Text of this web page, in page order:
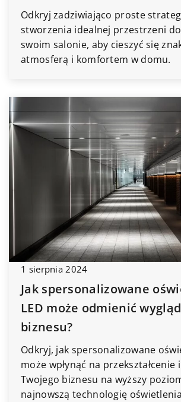
Odkryj zadziwiająco proste
stworzenia idealnej przestrzeni
swoim salonie, aby cieszyć się
atmosferą i komfortem w domu.
1 sierpnia 2024
Jak spersonalizowane
LED może odmienić
biznesu?
Odkryj, jak spersonalizowane
może wpłynąć na przekształcenie
Twojego biznesu na wyższy
najnowszą technologię